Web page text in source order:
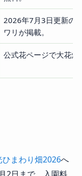
2026年7月3日更新の
ワリが掲載。
公式花ページで大花畑
ひまわり畑2026へ
2日まで、入園料